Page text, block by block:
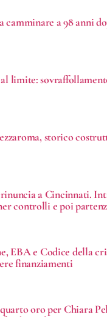
camminare a 98 anni
limite:
storico
a Cincinnati.
controlli e poi
EBA e Codice della
finanziamenti
oro per Chiara